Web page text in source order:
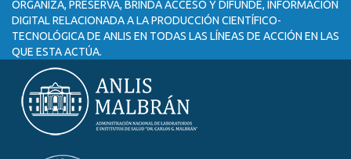
ORGANIZA, PRESERVA, BRINDA ACCESO Y DIFUNDE, INFORMACIÓN
DIGITAL RELACIONADA A LA PRODUCCIÓN CIENTÍFICO-
TECNOLÓGICA DE ANLIS EN TODAS LAS LÍNEAS DE ACCIÓN EN LAS
QUE ESTA ACTÚA.